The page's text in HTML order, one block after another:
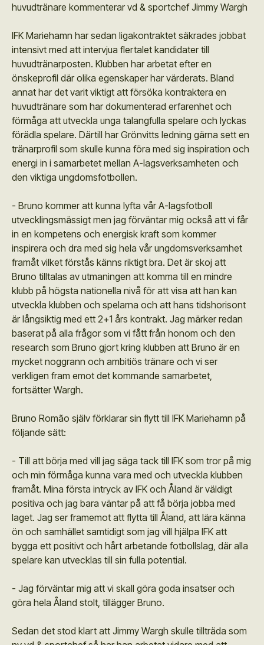
huvudtränare kommenterar vd & sportchef Jimmy Wargh
IFK Mariehamn har sedan ligakontraktet säkrades jobbat
intensivt med att intervjua flertalet kandidater till
huvudtränarposten. Klubben har arbetat efter en
önskeprofil där olika egenskaper har värderats. Bland
annat har det varit viktigt att försöka kontraktera en
huvudtränare som har dokumenterad erfarenhet och
förmåga att utveckla unga talangfulla spelare och lyckas
förädla spelare. Därtill har Grönvitts ledning gärna sett en
tränarprofil som skulle kunna föra med sig inspiration och
energi in i samarbetet mellan A-lagsverksamheten och
den viktiga ungdomsfotbollen.
- Bruno kommer att kunna lyfta vår A-lagsfotboll
utvecklingsmässigt men jag förväntar mig också att vi får
in en kompetens och energisk kraft som kommer
inspirera och dra med sig hela vår ungdomsverksamhet
framåt vilket förstås känns riktigt bra. Det är skoj att
Bruno tilltalas av utmaningen att komma till en mindre
klubb på högsta nationella nivå för att visa att han kan
utveckla klubben och spelarna och att hans tidshorisont
är långsiktig med ett 2+1 års kontrakt. Jag märker redan
baserat på alla frågor som vi fått från honom och den
research som Bruno gjort kring klubben att Bruno är en
mycket noggrann och ambitiös tränare och vi ser
verkligen fram emot det kommande samarbetet,
fortsätter Wargh.
Bruno Romão själv förklarar sin flytt till IFK Mariehamn på
följande sätt:
- Till att börja med vill jag säga tack till IFK som tror på mig
och min förmåga kunna vara med och utveckla klubben
framåt. Mina första intryck av IFK och Åland är väldigt
positiva och jag bara väntar på att få börja jobba med
laget. Jag ser framemot att flytta till Åland, att lära känna
ön och samhället samtidigt som jag vill hjälpa IFK att
bygga ett positivt och hårt arbetande fotbollslag, där alla
spelare kan utvecklas till sin fulla potential.
- Jag förväntar mig att vi skall göra goda insatser och
göra hela Åland stolt, tillägger Bruno.
Sedan det stod klart att Jimmy Wargh skulle tillträda som